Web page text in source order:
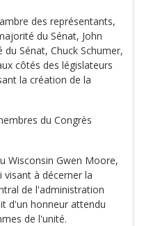
des représentants,
du Sénat, John
Sénat, Chuck Schumer,
côtés des législateurs
la création de la
du Congrès
Wisconsin Gwen Moore,
à décerner la
de l'administration
d'un honneur attendu
de l'unité.